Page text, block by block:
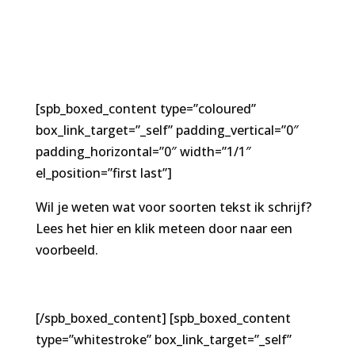
[spb_boxed_content type=”coloured”
box_link_target=”_self” padding_vertical=”0″
padding_horizontal=”0″ width=”1/1″
el_position=”first last”]
Wil je weten wat voor soorten tekst ik schrijf?
Lees het hier en klik meteen door naar een
voorbeeld.
[/spb_boxed_content] [spb_boxed_content
type=”whitestroke” box_link_target=”_self”